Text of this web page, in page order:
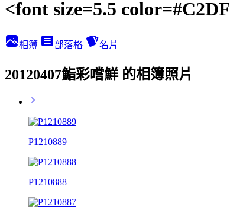
<font size=5.5
相簿 部落格 名片
20120407鮨彩嚐鮮 的相簿照片
P1210889
P1210888